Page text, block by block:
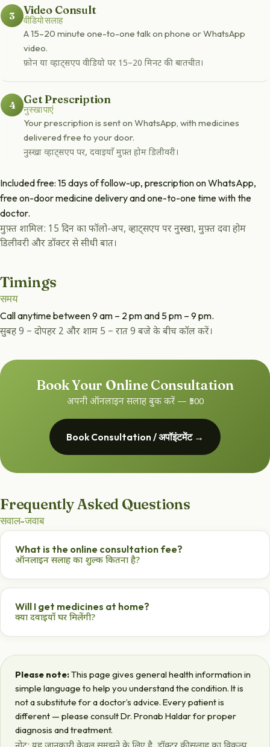
3 Video Consult
वीडियो सलाह
A 15–20 minute one-to-one talk on phone or WhatsApp
video.
फ़ोन या व्हाट्सएप वीडियो पर 15–20 मिनट की बातचीत।
4 Get Prescription
नुस्खा पाएं
Your prescription is sent on WhatsApp, with medicines
delivered free to your door.
नुस्खा व्हाट्सएप पर, दवाइयाँ मुफ़्त होम डिलीवरी।
Included free: 15 days of follow-up, prescription on WhatsApp,
free on-door medicine delivery and one-to-one time with the
doctor.
मुफ़्त शामिल: 15 दिन का फॉलो-अप, व्हाट्सएप पर नुस्खा, मुफ़्त दवा होम
डिलीवरी और डॉक्टर से सीधी बात।
Timings
समय
Call anytime between 9 am – 2 pm and 5 pm – 9 pm.
सुबह 9 – दोपहर 2 और शाम 5 – रात 9 बजे के बीच कॉल करें।
Book Your Online Consultation
अपनी ऑनलाइन सलाह बुक करें — ₹500
Book Consultation / अपॉइंटमेंट →
Frequently Asked Questions
सवाल-जवाब
What is the online consultation fee?
ऑनलाइन सलाह का शुल्क कितना है?
₹500, जिसमें 15 दिन का फॉलो-अप शामिल है।
Will I get medicines at home?
क्या दवाइयाँ घर मिलेंगी?
in India.
हाँ — पूरे भारत में मुफ़्त होम डिलीवरी।
Please note:This page gives general health information in
simple language to help you understand the condition. It is
not a substitute for a doctor’s advice. Every patient is
different — please consult Dr. Pronab Haldar for proper
diagnosis and treatment.